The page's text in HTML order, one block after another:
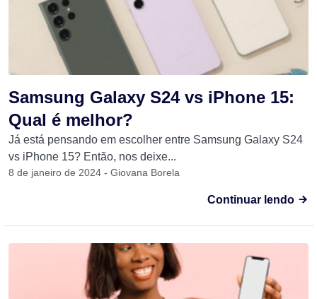
Samsung Galaxy S24 vs iPhone 15:
Qual é melhor?
Já está pensando em escolher entre Samsung Galaxy S24
vs iPhone 15? Então, nos deixe...
8 de janeiro de 2024 - Giovana Borela
Continuar lendo